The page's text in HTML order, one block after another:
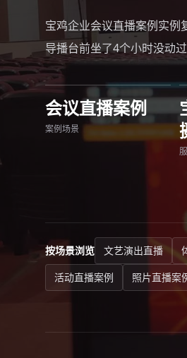
宝鸡企业会议直播案例实例
导播台前坐了4个小时没动过
会议直播案例
案例场景
按场景浏览 文艺演出直播
活动直播案例
照片直播案